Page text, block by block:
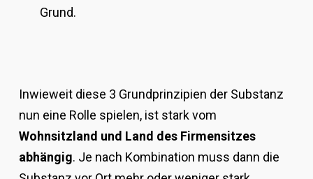
Grund.
Inwieweit diese 3 Grundprinzipien der Substanz
nun eine Rolle spielen, ist stark vom
Wohnsitzland und Land des Firmensitzes
abhängig. Je nach Kombination muss dann die